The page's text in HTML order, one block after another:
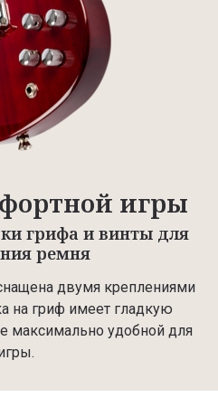
игры
грифа и винты для
ремня
двумя креплениями
на гриф имеет гладкую
максимально удобной для